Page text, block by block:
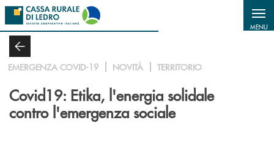
Salta al contenuto principale
MENU
EMERGENZA COVID-19 NOVITÀ TERRITORIO
Covid19: Etika, l'energia solidale
contro l'emergenza sociale